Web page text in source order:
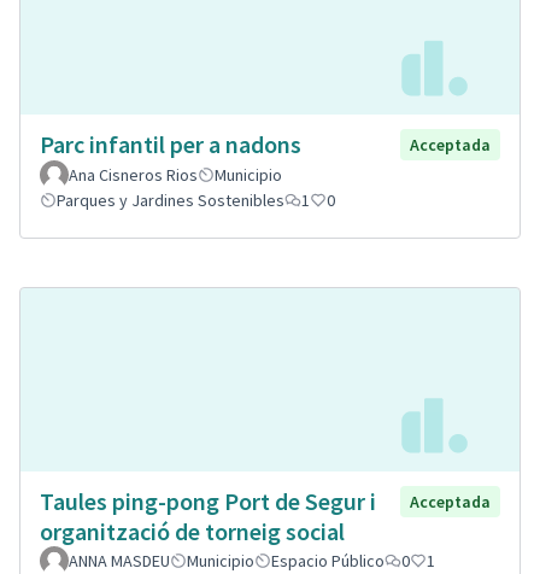
Parc infantil per a nadons
Acceptada
Ana Cisneros Rios
Municipio
Parques y Jardines Sostenibles
1 0
Taules ping-pong Port de Segur i
organització de torneig social
Acceptada
ANNA MASDEU Municipio Espacio Público 0 1